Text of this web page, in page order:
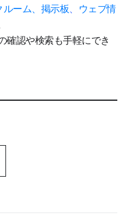
ーム、掲示板、 ウェブ情
確認や検索も手軽にでき